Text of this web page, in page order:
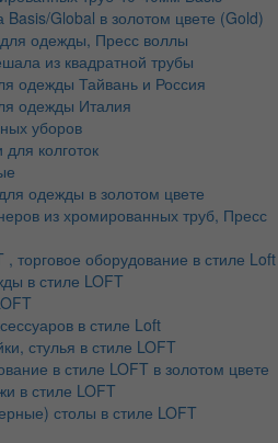
Basis/Global в золотом цвете (Gold)
одежды, Пресс воллы
из квадратной трубы
одежды Тайвань и Россия
одежды Италия
уборов
колготок
одежды в золотом цвете
из хромированных труб, Пресс
, торговое оборудование в стиле Loft
в стиле LOFT
в стиле Loft
стулья в стиле LOFT
в стиле LOFT в золотом цвете
в стиле LOFT
столы в стиле LOFT